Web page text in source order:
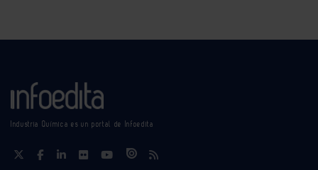
Industria Química es un portal de Infoedita